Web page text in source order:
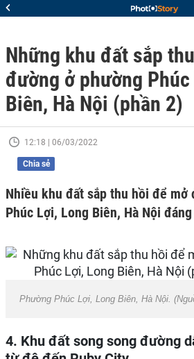
Những khu đất sắp
đường ở phường
Biên, Hà Nội (phần 2)
12:18 | 06/03/2022
Chia sẻ
Nhiều khu đất sắp thu hồi để mở
Phúc Lợi, Long Biên, Hà Nội
Phường Phúc Lợi, Long Biên, Hà Nội.
4. Khu đất song song đường